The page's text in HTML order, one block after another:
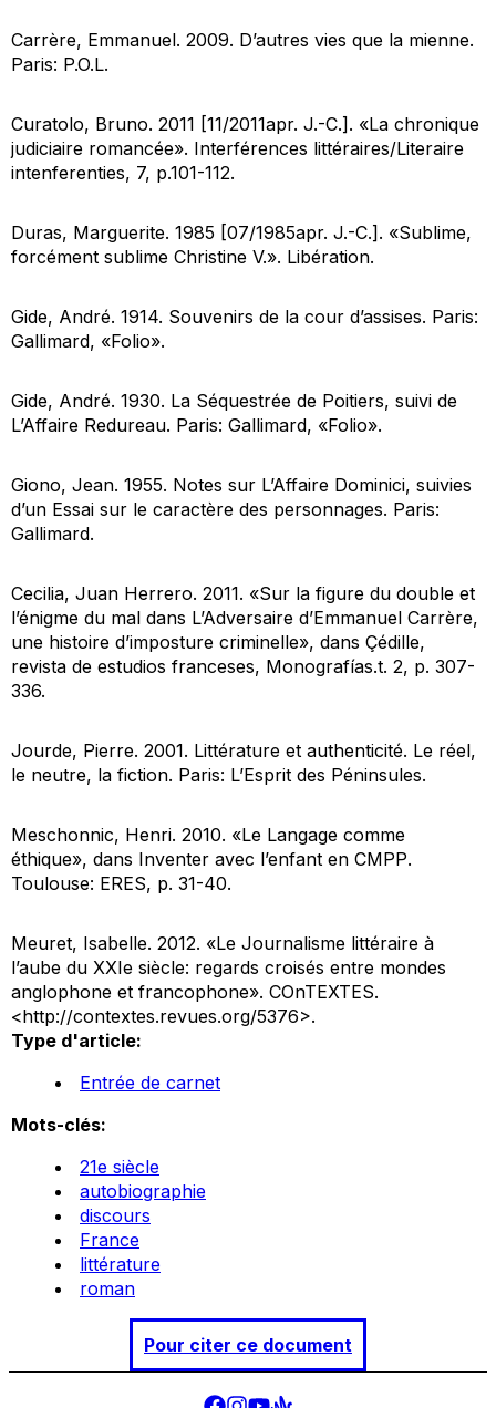
Carrère, Emmanuel. 2009. D’autres vies que la mienne.
Paris: P.O.L.
Curatolo, Bruno. 2011 [11/2011apr. J.-C.]. «La chronique
judiciaire romancée». Interférences littéraires/Literaire
intenferenties, 7, p.101-112.
Duras, Marguerite. 1985 [07/1985apr. J.-C.]. «Sublime,
forcément sublime Christine V.». Libération.
Gide, André. 1914. Souvenirs de la cour d’assises. Paris:
Gallimard, «Folio».
Gide, André. 1930. La Séquestrée de Poitiers, suivi de
L’Affaire Redureau. Paris: Gallimard, «Folio».
Giono, Jean. 1955. Notes sur L’Affaire Dominici, suivies
d’un Essai sur le caractère des personnages. Paris:
Gallimard.
Cecilia, Juan Herrero. 2011. «Sur la figure du double et
l’énigme du mal dans L’Adversaire d’Emmanuel Carrère,
une histoire d’imposture criminelle», dans Çédille,
revista de estudios franceses, Monografías.t. 2, p. 307-
336.
Jourde, Pierre. 2001. Littérature et authenticité. Le réel,
le neutre, la fiction. Paris: L’Esprit des Péninsules.
Meschonnic, Henri. 2010. «Le Langage comme
éthique», dans Inventer avec l’enfant en CMPP.
Toulouse: ERES, p. 31-40.
Meuret, Isabelle. 2012. «Le Journalisme littéraire à
l’aube du XXIe siècle: regards croisés entre mondes
anglophone et francophone». COnTEXTES.
<http://contextes.revues.org/5376>.
Type d'article:
Entrée de carnet
Mots-clés:
21e siècle
autobiographie
discours
France
littérature
roman
Pour citer ce document